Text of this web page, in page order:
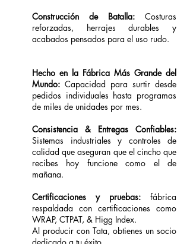
Construcción de Batalla: Costuras
reforzadas, herrajes durables y
acabados pensados para el uso rudo.
Hecho en la Fábrica Más Grande del
Mundo: Capacidad para surtir desde
pedidos individuales hasta programas
de miles de unidades por mes.
Consistencia & Entregas Confiables:
Sistemas industriales y controles de
calidad que aseguran que el cincho que
recibes hoy funcione como el de
mañana.
Certificaciones y pruebas: fábrica
respaldada con certificaciones como
WRAP, CTPAT, & Higg Index.
Al producir con Tata, obtienes un socio